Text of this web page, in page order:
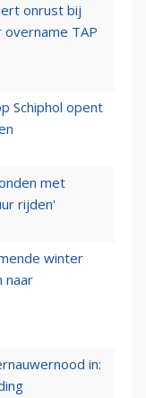
onrust bij
TAP
Schiphol opent
met
rijden'
winter
naar
in: